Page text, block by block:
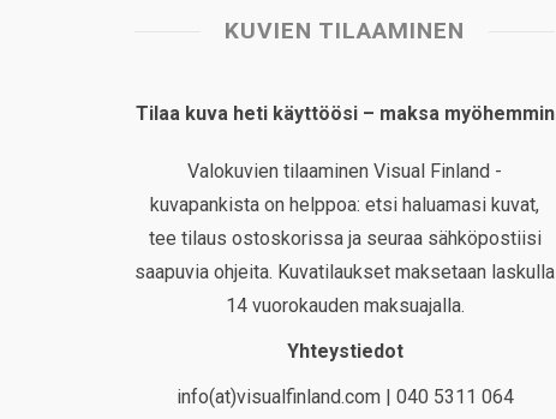
KUVIEN TILAAMINEN
Tilaa kuva heti käyttöösi – maksa myöhemmin
Valokuvien tilaaminen Visual Finland -
kuvapankista on helppoa: etsi haluamasi kuvat,
tee tilaus ostoskorissa ja seuraa sähköpostiisi
saapuvia ohjeita. Kuvatilaukset maksetaan laskulla
14 vuorokauden maksuajalla.
Yhteystiedot
info(at)visualfinland.com | 040 5311 064